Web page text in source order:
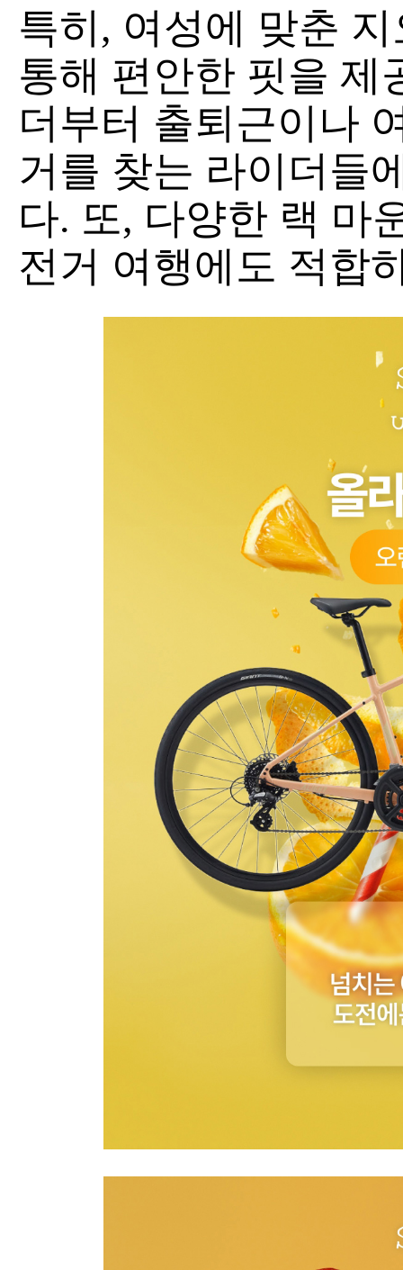
특히, 여성에 맞춘
통해 편안한 핏을 제
더부터 출퇴근이나
거를 찾는 라이더들
다. 또, 다양한 랙 마
전거 여행에도 적합